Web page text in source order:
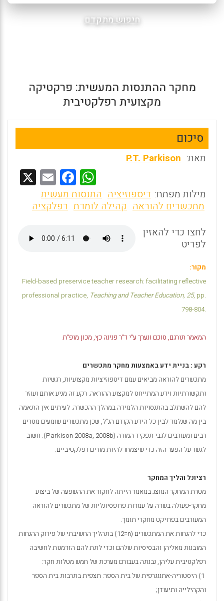
חיפוש מתקדם
מחקר ההתנסות המעשית: פרקטיקה
מקצועית רפלקטיבית
סיכום
מאת: P.T. Parkison
W
h
at
A
F
a
ce
o
k
E
m
ai
מילות מפתח: דיספוזיציה התנסות מעשית
מתכשרים להוראה קהילה לומדת רפלקציה
לחצו כדי להאזין
לפריט
מקור:
Field-based preservice teacher research: facilitating reflective
professional practice, Teaching and Teacher Education, 25, pp.
798-804.
המאמר תורגם, סוכם ונערך ע"י ד"ר פנינה כץ, מכון מופ"ת
רקע : בניית ידע באמצעות מחקר מתכשרים
מתכשרים להוראה מביאים עמם דיספוזיציות מקצועיות, רגשיות
ותקשורתיות וידע המתייחס למקצוע ההוראה. רקע זה מניעאותם ועוזר
להם להשתלב בהתנסויות הלמידה במהלך ההכשרה. לעיתים אין התאמה
בין מה שנלמד לבין כל הידע הקודם הנ"ל, שכן מתכשרים שומעים מסרים
רבים ומעורבים לגבי תפקיד המורה (Parkison 2008a, 2008b). חשוב
לגשר על הפער הזה כדי שיצמחו להיות מורים רפלקטיביים.
רציונל והליך המחקר
מטרת המחקר המוצג במאמר הייתה לחקור את ההשפעה של ביצוע
מחקר-פעולה בשדה על עמדות פרופסיונליות של מתכשרים להוראה
המעורבים בפרויקט מחקרי תומך.
כדי להנחות את המתכשרים (n
=12) בתהליך החשיבתי של פירוק ההנחות
המובנות מאליהן והבסיסיות שלהם וכדי לתת להם הזדמנות לחשיבה
רפלקטיבית עליהן, נבנתה בעבורם מערכת של חמש מטלות חקר:
1) היסטוריה-אתנוגרפית של בית הספר: תצפית בתרבות בית הספר
והקהילייה ותיעודן;